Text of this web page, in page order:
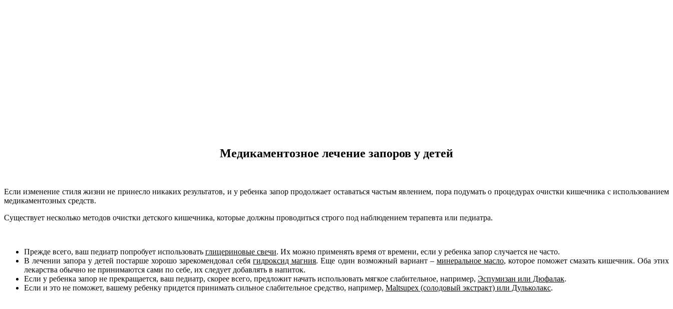
Медикаментозное лечение запоров у детей
Если изменение стиля жизни не принесло никаких результатов, и у ребенка запор продолжает оставаться частым явлением, пора подумать о процедурах очистки кишечника с использованием
медикаментозных средств.
Существует несколько методов очистки детского кишечника, которые должны проводиться строго под наблюдением терапевта или педиатра.
Прежде всего, ваш педиатр попробует использовать глицериновые свечи. Их можно применять время от времени, если у ребенка запор случается не часто.
В лечении запора у детей постарше хорошо зарекомендовал себягидроксид магния. Еще один возможный вариант – минеральное масло, которое поможет смазать кишечник. Оба этих
лекарства обычно не принимаются сами по себе, их следует добавлять в напиток.
Если у ребенка запор не прекращается, ваш педиатр, скорее всего, предложит начать использовать мягкое слабительное, например, Эспумизан или Дюфалак.
Если и это не поможет, вашему ребенку придется принимать сильное слабительное средство, например, Maltsupex (солодовый экстракт) или Дульколакс.